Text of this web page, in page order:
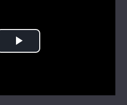
Play